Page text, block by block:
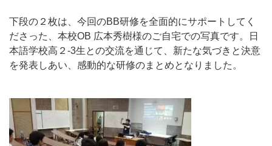
下段の２枚は、今回のBB研修を全面的にサポートしてく
ださった、本校OB 広本秀樹様のご自宅での写真です。日
本語学校高２-3生との交流を通じて、新たな気づきと決意
を発表しあい、感動的な研修のまとめとなりました。